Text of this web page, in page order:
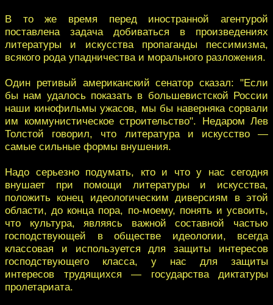
В то же время перед иностранной агентурой
поставлена задача добиваться в произведениях
литературы и искусства пропаганды пессимизма,
всякого рода упадничества и морального разложения.
Один ретивый американский сенатор сказал: "Если
бы нам удалось показать в большевистской России
наши кинофильмы ужасов, мы бы наверняка сорвали
им коммунистическое строительство". Недаром Лев
Толстой говорил, что литература и искусство —
самые сильные формы внушения.
Надо серьезно подумать, кто и что у нас сегодня
внушает при помощи литературы и искусства,
положить конец идеологическим диверсиям в этой
области, до конца пора, по-моему, понять и усвоить,
что культура, являясь важной составной частью
господствующей в обществе идеологии, всегда
классовая и используется для защиты интересов
господствующего класса, у нас для защиты
интересов трудящихся — государства диктатуры
пролетариата.